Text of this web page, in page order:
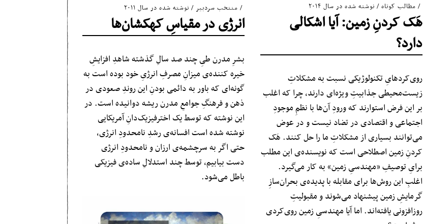
منتخب سردبیر / نوشته شده در سال ۲۰۱۱
انرژی در مقیاسِ کهکشان‌ها
بشرِ مدرن طیِ چند صد سالِ گذشته شاهدِ افزایشِ
خیره کننده‌ی میزانِ مصرفِ انرژیِ خود بوده است به
گونه‌ای که باور به دائمی بودنِ این روندِ صعودی در
ذهن و فرهنگ‌ِ جوامعِ مدرن ریشه دوانیده است. در
این نوشته که توسط یک اخترفیزیک‌دانِ آمریکایی
نوشته شده است افسانه‌ی رشدِ نامحدودِ‌ انرژی،
حتی اگر به سرچشمه‌ی ارزان و نامحدودِ‌ انرژی
دست بیابیم، توسط چند استدلالِ ساده‌ی فیزیکی
باطل می‌شود.
مطالب کوتاه/ نوشته شده در سال ۲۰۱۴
هَک کردنِ زمین: آیا اشکالی
دارد؟
روی‌کردهایِ تکنولوژیکی نسبت به مشکلاتِ
زیست‌محیطی جذابیتِ ویژه‌ای دارند، چرا که اغلب
بر این فرض استوارند که ورودِ آن‌ها با نظمِ موجودِ
اجتماعی و اقتصادی در تضاد نیست و در عوض
می‌توانند بسیاری از مشکلاتِ ما را حل کنند. هَک
کردنِ زمین اصطلاحی است که نویسنده‌ی این مطلب
برایِ توصیفِ «مهندسیِ زمین» به کار می‌گیرد.
اغلبِ این روش‌ها برای مقابله با پدیده‌ی بحران‌سازِ
گرمایشِ زمین پیشنهاد می‌شوند و مقبولیتِ
روزافزونی یافته‌اند. اما آیا مهندسیِ زمین روی‌کردی